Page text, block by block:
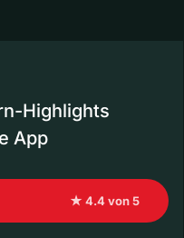
Highlights
App
★ 4.4 von 5